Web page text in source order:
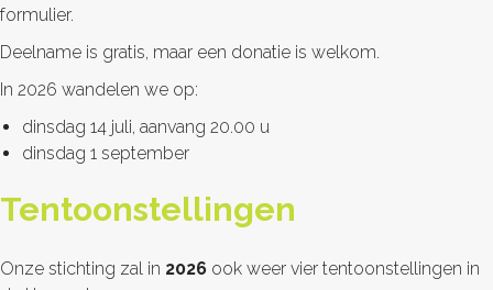
formulier.
Deelname is gratis, maar een donatie is welkom.
In 2026 wandelen we op:
dinsdag 14 juli, aanvang 20.00 u
dinsdag 1 september
Tentoonstellingen
Onze stichting zal in 2026 ook weer vier tentoonstellingen in